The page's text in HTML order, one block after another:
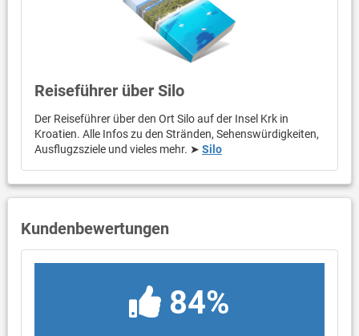
Reiseführer über Silo
Der Reiseführer über den Ort Silo auf der Insel Krk in
Kroatien. Alle Infos zu den Stränden, Sehenswürdigkeiten,
Ausflugzsziele und vieles mehr. ➤ Silo
Kundenbewertungen
84%